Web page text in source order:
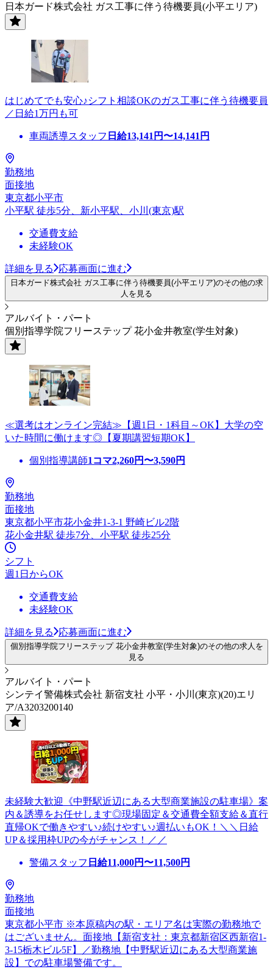
日本ガード株式会社 ガス工事に伴う待機要員(小平エリア)
はじめてでも安心♪シフト相談OKのガス工事に伴う待機要員
／日給1万円も可
車両誘導スタッフ 日給13,141 円〜14,141 円
勤務地
面接地
東京都小平市
小平駅 徒歩5分、新小平駅、小川(東京)駅
交通費支給
未経験OK
詳細を見る 応募画面に進む
日本ガード株式会社 ガス工事に伴う待機要員(小平エリア)のその他の求
人を見る
アルバイト・パート
個別指導学院フリーステップ 花小金井教室(学生対象)
≪選考はオンライン完結≫【週1日・1科目～OK】大学の空
いた時間に働けます◎【夏期講習短期OK】
個別指導講師1コマ2,260円〜3,590円
勤務地
面接地
東京都小平市花小金井1-3-1 野崎ビル2階
花小金井駅 徒歩7分、小平駅 徒歩25分
シフト
週1日からOK
交通費支給
未経験OK
詳細を見る 応募画面に進む
個別指導学院フリーステップ 花小金井教室(学生対象)のその他の求人を
見る
アルバイト・パート
シンテイ警備株式会社 新宿支社 小平・小川(東京)(20)エリ
ア/A3203200140
未経験大歓迎《中野駅近辺にある大型商業施設の駐車場》案
内＆誘導をお任せします◎現場固定＆交通費全額支給＆直行
直帰OKで働きやすい♪続けやすい♪週払いもOK！＼＼日給
UP＆採用枠UPの今がチャンス！／／
警備スタッフ 日給11,000円〜11,500円
勤務地
面接地
東京都小平市 ※本原稿内の駅・エリア名は実際の勤務地で
はございません。面接地【新宿支社：東京都新宿区西新宿1-
3-15栃木ビル5F】／勤務地【中野駅近辺にある大型商業施
設】での駐車場警備です。